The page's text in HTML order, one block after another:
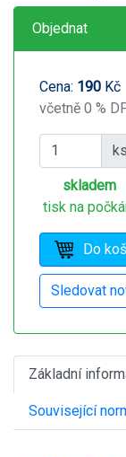
Objednat
Cena: 190 Kč
včetně 0 %
ks
skladem
tisk na
Základní
Související